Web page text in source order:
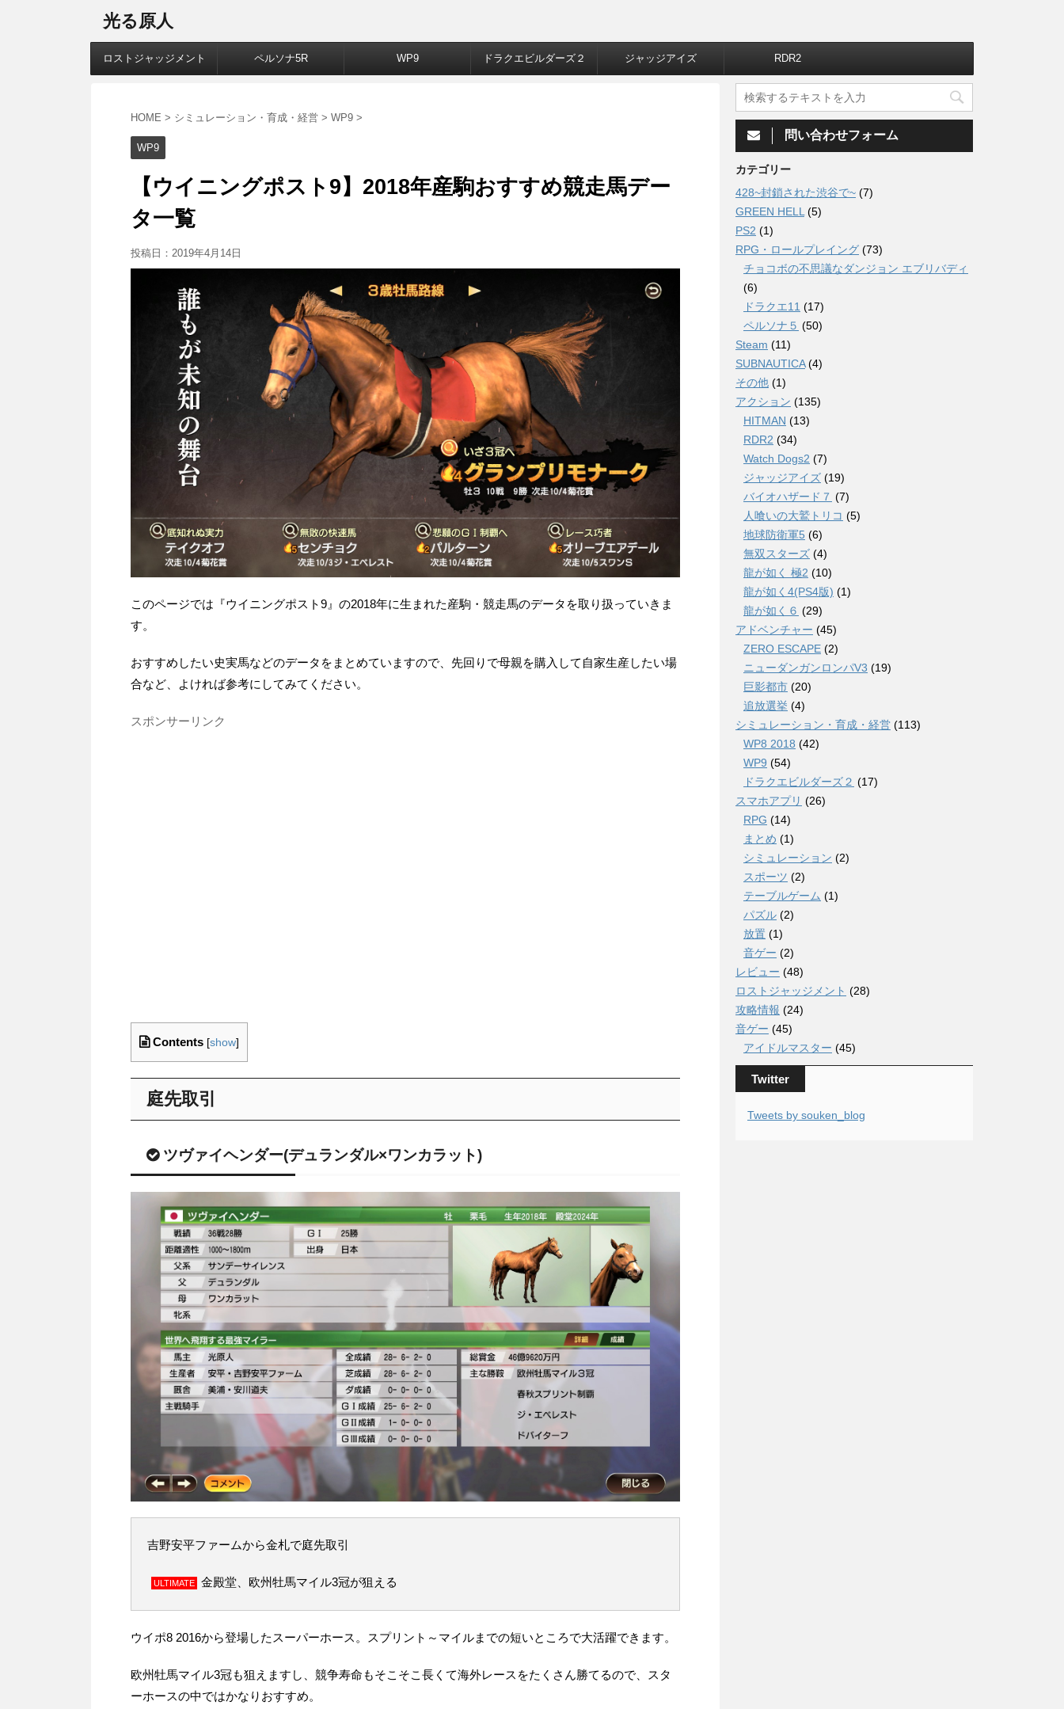
光る原人
ロストジャッジメント ペルソナ5R WP9 ドラクエビルダーズ２ ジャッジアイズ RDR2
HOME > シミュレーション・育成・経営 > WP9 >
WP9
【ウイニングポスト9】2018年産駒おすすめ競走馬デー
タ一覧
投稿日： 2019年4月14日
このページでは『ウイニングポスト9』の2018年に生まれた産駒・競走馬のデータを取り扱っていきま
す。
おすすめしたい史実馬などのデータをまとめていますので、先回りで母親を購入して自家生産したい場
合など、よければ参考にしてみてください。
スポンサーリンク
Contents [show]
庭先取引
ツヴァイヘンダー(デュランダル×ワンカラット)
吉野安平ファームから金札で庭先取引
ULTIMATE 金殿堂、欧州牡馬マイル3冠が狙える
ウイポ8 2016から登場したスーパーホース。スプリント～マイルまでの短いところで大活躍できます。
欧州牡馬マイル3冠も狙えますし、競争寿命もそこそこ長くて海外レースをたくさん勝てるので、スタ
ーホースの中ではかなりおすすめ。
問い合わせフォーム
カテゴリー
428~封鎖された渋谷で~ (7)
GREEN HELL (5)
PS2 (1)
RPG・ロールプレイング (73)
チョコボの不思議なダンジョン エブリバディ
(6)
ドラクエ11 (17)
ペルソナ５ (50)
Steam (11)
SUBNAUTICA(4)
その他 (1)
アクション (135)
HITMAN (13)
RDR2 (34)
Watch Dogs2 (7)
ジャッジアイズ (19)
バイオハザード７ (7)
人喰いの大鷲トリコ (5)
地球防衛軍5 (6)
無双スターズ (4)
龍が如く 極2 (10)
龍が如く4(PS4版) (1)
龍が如く６ (29)
アドベンチャー (45)
ZERO ESCAPE (2)
ニューダンガンロンパV3 (19)
巨影都市 (20)
追放選挙 (4)
シミュレーション・育成・経営 (113)
WP8 2018 (42)
WP9 (54)
ドラクエビルダーズ２ (17)
スマホアプリ (26)
RPG (14)
まとめ (1)
シミュレーション (2)
スポーツ (2)
テーブルゲーム (1)
パズル (2)
放置 (1)
音ゲー (2)
レビュー (48)
ロストジャッジメント (28)
攻略情報 (24)
音ゲー (45)
アイドルマスター (45)
Twitter
Tweets by souken_blog